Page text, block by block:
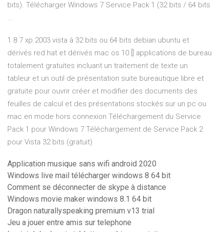
bits). Télécharger Windows 7 Service Pack 1 (32 bits / 64 bits
...
1 8 7 xp 2003 vista à 32 bits ou 64 bits debian ubuntu et
dérivés red hat et dérivés mac os 10 [] applications de bureau
totalement gratuites incluant un traitement de texte un
tableur et un outil de présentation suite bureautique libre et
gratuite pour ouvrir créer et modifier des documents des
feuilles de calcul et des présentations stockés sur un pc ou
mac en mode hors connexion Téléchargement du Service
Pack 1 pour Windows 7 Téléchargement de Service Pack 2
pour Vista 32 bits (gratuit)
Application musique sans wifi android 2020
Windows live mail télécharger windows 8 64 bit
Comment se déconnecter de skype à distance
Windows movie maker windows 8.1 64 bit
Dragon naturallyspeaking premium v13 trial
Jeu a jouer entre amis sur telephone